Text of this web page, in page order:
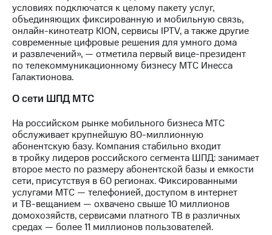
капитал
Контроль
и
аудит
Рынок
акций
Описание
Программа
приобретения
Порядок
выкупа
акций
Дивиденды
Рынок
облигаций
Описание
Еврооблигации-2023
Уведомление
условиях подключатся к целому пакету услуг,
объединяющих фиксированную и мобильную связь,
онлайн-кинотеатр KION, сервисы IPTV, а также другие
современные цифровые решения для умного дома
и развлечений», — отметила первый вице-президент
по телекоммуникационному бизнесу МТС Инесса
Галактионова.
О сети ШПД МТС
На российском рынке мобильного бизнеса МТС
обслуживает крупнейшую 80-миллионную
абонентскую базу. Компания стабильно входит
в тройку лидеров российского сегмента ШПД: занимает
второе место по размеру абонентской базы и емкости
сети, присутствуя в 60 регионах. Фиксированными
услугами МТС — телефонией, доступом в интернет
и ТВ-вещанием — охвачено свыше 10 миллионов
домохозяйств, сервисами платного ТВ в различных
средах — более 11 миллионов пользователей.